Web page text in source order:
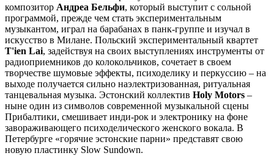
композитор Андреа Бельфи, который выступит с сольной
программой, прежде чем стать экспериментальным
музыкантом, играл на барабанах в панк-группе и изучал в
искусство в Милане. Польский экспериментальный квартет
T'ien Lai, задействуя на своих выступлениях инструменты от
радиоприемников до колокольчиков, сочетает в своем
творчестве шумовые эффекты, психоделику и перкуссию – на
выходе получается сильно наэлектризованная, ритуальная
танцевальная музыка. Эстонский коллектив Holy Motors –
ныне один из символов современной музыкальной сцены
Прибалтики, смешивает инди-рок и электронику на фоне
завораживающего психоделического женского вокала. В
Петербурге «горячие эстонские парни» представят свою
новую пластинку Slow Sundown.